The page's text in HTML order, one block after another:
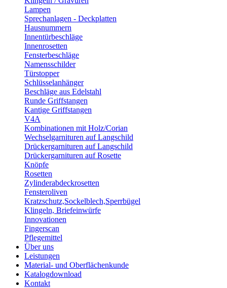
Lampen
Sprechanlagen - Deckplatten
Hausnummern
Innentürbeschläge
Innenrosetten
Fensterbeschläge
Namensschilder
Türstopper
Schlüsselanhänger
Beschläge aus Edelstahl
Runde Griffstangen
Kantige Griffstangen
V4A
Kombinationen mit Holz/Corian
Wechselgarnituren auf Langschild
Drückergarnituren auf Langschild
Drückergarnituren auf Rosette
Knöpfe
Rosetten
Zylinderabdeckrosetten
Fensteroliven
Kratzschutz,Sockelblech,Sperrbügel
Klingeln, Briefeinwürfe
Innovationen
Fingerscan
Pflegemittel
Über uns
Leistungen
Material- und Oberflächenkunde
Katalogdownload
Kontakt